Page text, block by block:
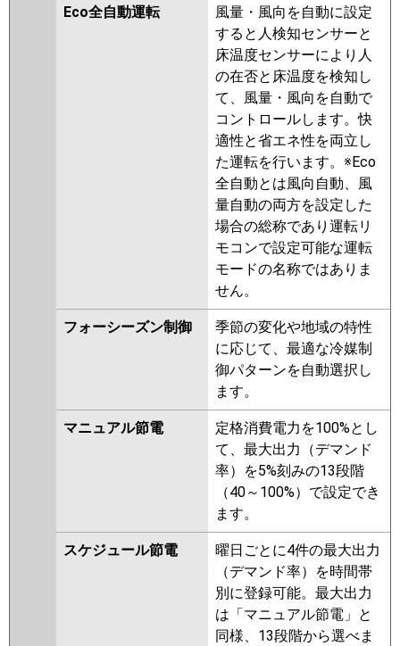
ZRMP80FF4 PMZ-DHRMP80FF3
PMZ-DHRMP80F3 PMZ-
ZRMP80FF3 PMZ-ZRMP80F3
PMZ-DHRMP80FF2 PMZ-
DHRMP80F2
PMZ-ZRMP80FF2
PMZ-ZRMP80F2 PMZ-
ZRMP80FZ PMZ-ZRMP80FFZ
PMZ-ZRMP80FFY PMZ-
ZRMP80FY PMZ-ZRMP80FV
PMZ-ZRMP80FFV PMZ-
ZRMP80FR PMZ-ZRMP80FFR
RCIS-GP80RGH7
RCIS-GP80RGH6
RCIS-GP80RGH5 RCIS-GP80RGH4
RCIS-GP80RGH3
RCIS-GP80RGH2 RCIS-AP80GH6
RCIS-GP80RGH1
FDTSZ805H5SA FDTSZ805H5S
パナソニック PA-P80D7GNB PA-P80D7GB PA-
P80D7G
PA-P80D7GN PA-
PA-P80D6GNB PA-
PA-P80D6GN
Eco全自動運転
風量・風向を自動に設定
すると人検知センサーと
床温度センサーにより人
の在否と床温度を検知し
て、風量・風向を自動で
コントロールします。快
適性と省エネ性を両立し
た運転を行います。※Eco
全自動とは風向自動、風
量自動の両方を設定した
場合の総称であり運転リ
モコンで設定可能な運転
モードの名称ではありま
せん。
フォーシーズン制御
季節の変化や地域の特性
に応じて、最適な冷媒制
御パターンを自動選択し
ます。
マニュアル節電
定格消費電力を100%とし
て、最大出力（デマンド
率）を5%刻みの13段階
（40～100%）で設定でき
ます。
スケジュール節電
曜日ごとに4件の最大出力
（デマンド率）を時間帯
別に登録可能。最大出力
は「マニュアル節電」と
同様、13段階から選べま